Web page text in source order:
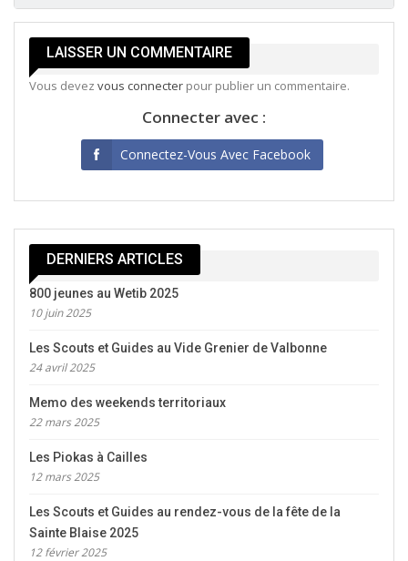
LAISSER UN COMMENTAIRE
Vous devez vous connecter pour publier un commentaire.
Connecter avec :
Connectez-Vous Avec Facebook
DERNIERS ARTICLES
800 jeunes au Wetib 2025
10 juin 2025
Les Scouts et Guides au Vide Grenier de Valbonne
24 avril 2025
Memo des weekends territoriaux
22 mars 2025
Les Piokas à Cailles
12 mars 2025
Les Scouts et Guides au rendez-vous de la fête de la
Sainte Blaise 2025
12 février 2025